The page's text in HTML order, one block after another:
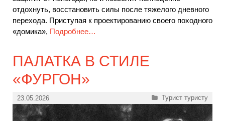
отдохнуть, восстановить силы после тяжелого дневного
перехода. Приступая к проектированию своего походного
«домика», Подробнее…
ПАЛАТКА В СТИЛЕ
«ФУРГОН»
23.05.2026 Рубрики
Турист туристу